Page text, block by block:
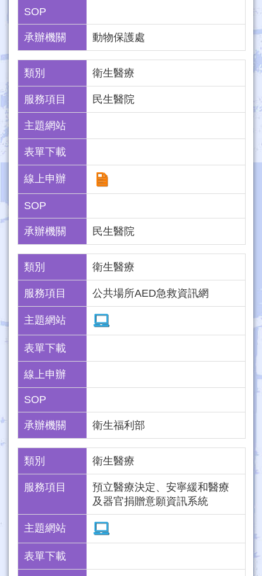
SOP
承辦機關 動物保護處
類別 衛生醫療
服務項目 民生醫院
主題網站
表單下載
線上申辦
SOP
承辦機關 民生醫院
類別 衛生醫療
服務項目 公共場所AED急救資訊網
主題網站
表單下載
線上申辦
SOP
承辦機關 衛生福利部
類別 衛生醫療
服務項目
預立醫療決定、安寧緩和醫療
及器官捐贈意願資訊系統
主題網站
表單下載